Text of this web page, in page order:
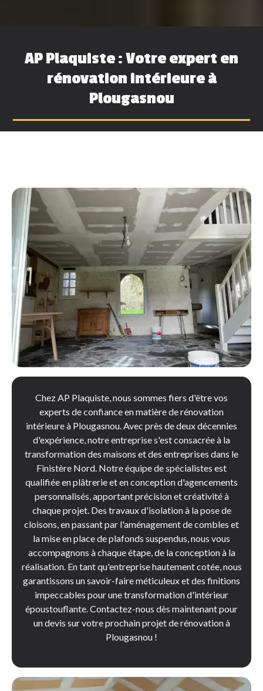
AP Plaquiste : Votre expert en
rénovation intérieure à
Plougasnou
Chez AP Plaquiste, nous sommes fiers d'être vos
experts de confiance en matière de rénovation
intérieure à Plougasnou. Avec près de deux décennies
d'expérience, notre entreprise s'est consacrée à la
transformation des maisons et des entreprises dans le
Finistère Nord. Notre équipe de spécialistes est
qualifiée en plâtrerie et en conception d'agencements
personnalisés, apportant précision et créativité à
chaque projet. Des travaux d'isolation à la pose de
cloisons, en passant par l'aménagement de combles et
la mise en place de plafonds suspendus, nous vous
accompagnons à chaque étape, de la conception à la
réalisation. En tant qu'entreprise hautement cotée, nous
garantissons un savoir-faire méticuleux et des finitions
impeccables pour une transformation d'intérieur
époustouflante. Contactez-nous dès maintenant pour
un devis sur votre prochain projet de rénovation à
Plougasnou !